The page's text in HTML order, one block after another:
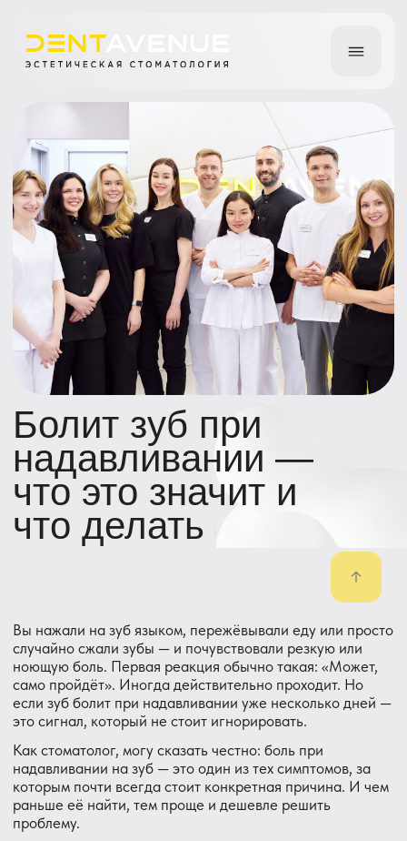
Болит зуб при
надавливании —
что это значит и
что делать
Вы нажали на зуб языком, пережёвывали еду или просто
случайно сжали зубы — и почувствовали резкую или
ноющую боль. Первая реакция обычно такая: «Может,
само пройдёт». Иногда действительно проходит. Но
если зуб болит при надавливании уже несколько дней —
это сигнал, который не стоит игнорировать.
Как стоматолог, могу сказать честно: боль при
надавливании на зуб — это один из тех симптомов, за
него нажать — сразу отдаёт». Давайте разберёмся, что
за этим стоит.
Зуб не болит просто так. Если боль появляется именно
при нажатии — значит, что-то происходит внутри зуба
или в тканях вокруг него.
Воспаление в корне зуба (периодонтит). Самая частая
причина. Инфекция добирается до верхушки корня и
вызывает воспаление в окружающих тканях. Зуб как
будто «распирает» изнутри, и любое давление
Почему болит зуб при
надавливании